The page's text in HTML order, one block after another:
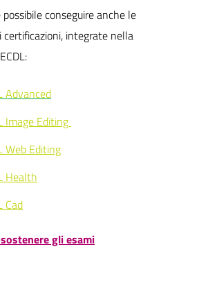
conseguire anche le
certificazioni, integrate nella
Advanced
Image Editing
Web Editing
Health
Cad
gli esami